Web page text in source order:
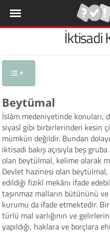
İktisadi
Beytümal
İslâm medeniyetinde
siyasî gibi birbirlerinden kesin
mümkün değildir. Bundan
iktisadi bakış açısıyla beş
olan beytülmal, kelime olarak
Devlet hazinesi olan
edildiği fizikî mekânı ifade
taşınmaz malların bütününü
kurumu da ifade etmektedir.
türlü mal varlığının ve
yapıldığı, haklara ve borçlara